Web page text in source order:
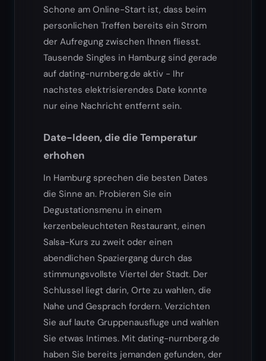
Schone am Online-Start ist, dass beim
personlichen Treffen bereits ein Strom
der Aufregung zwischen Ihnen fliesst.
Tausende Singles in Hamburg sind gerade
auf dating-nurnberg.de aktiv - Ihr
nachstes elektrisierendes Date konnte
nur eine Nachricht entfernt sein.
Date-Ideen, die die Temperatur
erhohen
In Hamburg sprechen die besten Dates
die Sinne an. Probieren Sie ein
Degustationsmenu in einem
kerzenbeleuchteten Restaurant, einen
Salsa-Kurs zu zweit oder einen
abendlichen Spaziergang durch das
stimmungsvollste Viertel der Stadt. Der
Schlussel liegt darin, Orte zu wahlen, die
Nahe und Gesprach fordern. Verzichten
Sie auf laute Gruppenausfluge und wahlen
Sie etwas Intimes. Mit dating-nurnberg.de
haben Sie bereits jemanden gefunden, der